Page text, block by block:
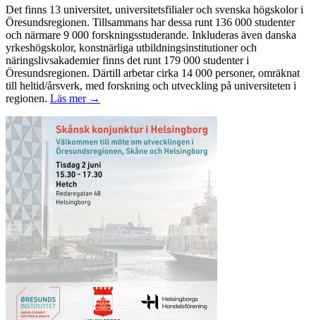
Det finns 13 universitet, universitetsfilialer och svenska högskolor i
Öresundsregionen. Tillsammans har dessa runt 136 000 studenter
och närmare 9 000 forskningsstuderande. Inkluderas även danska
yrkeshögskolor, konstnärliga utbildningsinstitutioner och
näringslivsakademier finns det runt 179 000 studenter i
Öresundsregionen. Därtill arbetar cirka 14 000 personer, omräknat
till heltid/årsverk, med forskning och utveckling på universiteten i
regionen. Läs mer →